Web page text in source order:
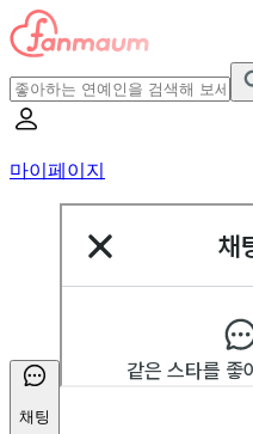
마이페이지
채팅